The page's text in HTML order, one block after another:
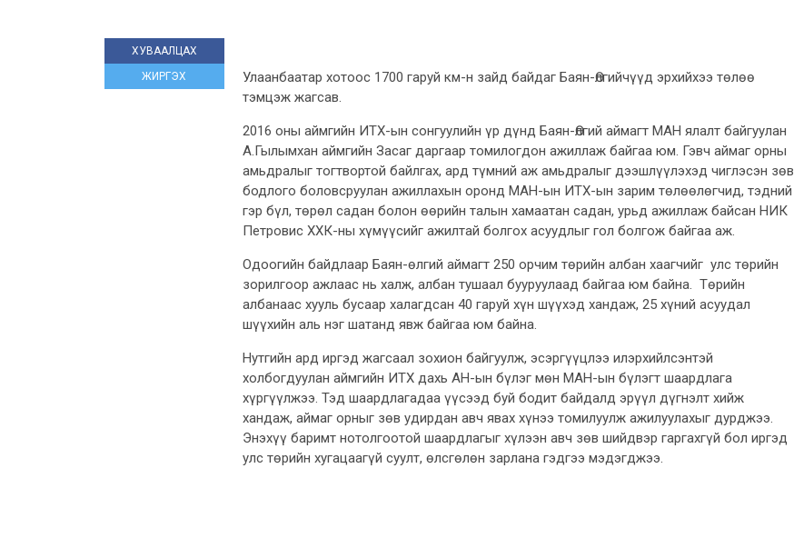
ХУВААЛЦАХ
ЖИРГЭХ
Улаанбаатар хотоос 1700 гаруй км-н зайд байдаг Баян-Өлгийчүүд эрхийхээ төлөө
тэмцэж жагсав.
2016 оны аймгийн ИТХ-ын сонгуулийн үр дүнд Баян-Өлгий аймагт МАН ялалт байгуулан
А.Гылымхан аймгийн Засаг даргаар томилогдон ажиллаж байгаа юм. Гэвч аймаг орны
амьдралыг тогтвортой байлгах, ард түмний аж амьдралыг дээшлүүлэхэд чиглэсэн зөв
бодлого боловсруулан ажиллахын оронд МАН-ын ИТХ-ын зарим төлөөлөгчид, тэдний
гэр бүл, төрөл садан болон өөрийн талын хамаатан садан, урьд ажиллаж байсан НИК
Петровис ХХК-ны хүмүүсийг ажилтай болгох асуудлыг гол болгож байгаа аж.
Одоогийн байдлаар Баян-өлгий аймагт 250 орчим төрийн албан хаагчийг улс төрийн
зорилгоор ажлаас нь халж, албан тушаал бууруулаад байгаа юм байна. Төрийн
албанаас хууль бусаар халагдсан 40 гаруй хүн шүүхэд хандаж, 25 хүний асуудал
шүүхийн аль нэг шатанд явж байгаа юм байна.
Нутгийн ард иргэд жагсаал зохион байгуулж, эсэргүүцлээ илэрхийлсэнтэй
холбогдуулан аймгийн ИТХ дахь АН-ын бүлэг мөн МАН-ын бүлэгт шаардлага
хүргүүлжээ. Тэд шаардлагадаа үүсээд буй бодит байдалд эрүүл дүгнэлт хийж
хандаж, аймаг орныг зөв удирдан авч явах хүнээ томилуулж ажилуулахыг дурджээ.
Энэхүү баримт нотолгоотой шаардлагыг хүлээн авч зөв шийдвэр гаргахгүй бол иргэд
улс төрийн хугацаагүй суулт, өлсгөлөн зарлана гэдгээ мэдэгджээ.